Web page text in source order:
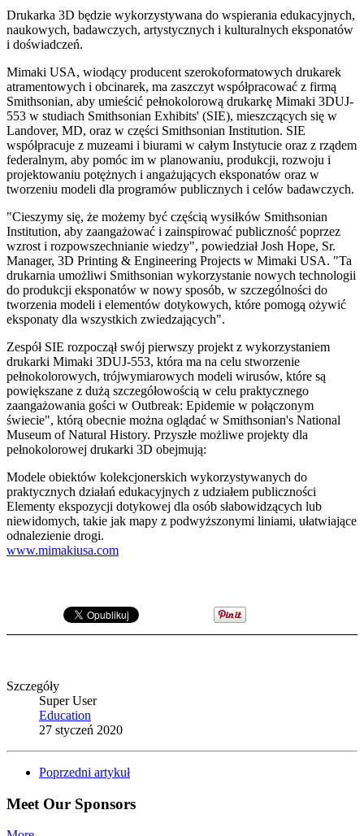
Drukarka 3D będzie wykorzystywana do wspierania edukacyjnych,
naukowych, badawczych, artystycznych i kulturalnych eksponatów
i doświadczeń.
Mimaki USA, wiodący producent szerokoformatowych drukarek
atramentowych i obcinarek, ma zaszczyt współpracować z firmą
Smithsonian, aby umieścić pełnokolorową drukarkę Mimaki 3DUJ-
553 w studiach Smithsonian Exhibits' (SIE), mieszczących się w
Landover, MD, oraz w części Smithsonian Institution. SIE
współpracuje z muzeami i biurami w całym Instytucie oraz z rządem
federalnym, aby pomóc im w planowaniu, produkcji, rozwoju i
projektowaniu potężnych i angażujących eksponatów oraz w
tworzeniu modeli dla programów publicznych i celów badawczych.
"Cieszymy się, że możemy być częścią wysiłków Smithsonian
Institution, aby zaangażować i zainspirować publiczność poprzez
wzrost i rozpowszechnianie wiedzy", powiedział Josh Hope, Sr.
Manager, 3D Printing & Engineering Projects w Mimaki USA. "Ta
drukarnia umożliwi Smithsonian wykorzystanie nowych technologii
do produkcji eksponatów w nowy sposób, w szczególności do
tworzenia modeli i elementów dotykowych, które pomogą ożywić
eksponaty dla wszystkich zwiedzających".
Zespół SIE rozpoczął swój pierwszy projekt z wykorzystaniem
drukarki Mimaki 3DUJ-553, która ma na celu stworzenie
pełnokolorowych, trójwymiarowych modeli wirusów, które są
powiększane z dużą szczegółowością w celu praktycznego
zaangażowania gości w Outbreak: Epidemie w połączonym
świecie", którą obecnie można oglądać w Smithsonian's National
Museum of Natural History. Przyszłe możliwe projekty dla
pełnokolorowej drukarki 3D obejmują:
Modele obiektów kolekcjonerskich wykorzystywanych do
praktycznych działań edukacyjnych z udziałem publiczności
Elementy ekspozycji dotykowej dla osób słabowidzących lub
niewidomych, takie jak mapy z podwyższonymi liniami, ułatwiające
odnalezienie drogi.
www.mimakiusa.com
Szczegóły
Super User
Education
27 styczeń 2020
Poprzedni artykuł
Meet Our Sponsors